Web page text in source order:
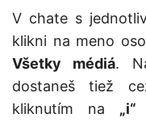
V chate s
klikni na meno
Všetky médiá.
dostaneš tiež
kliknutím na „i“